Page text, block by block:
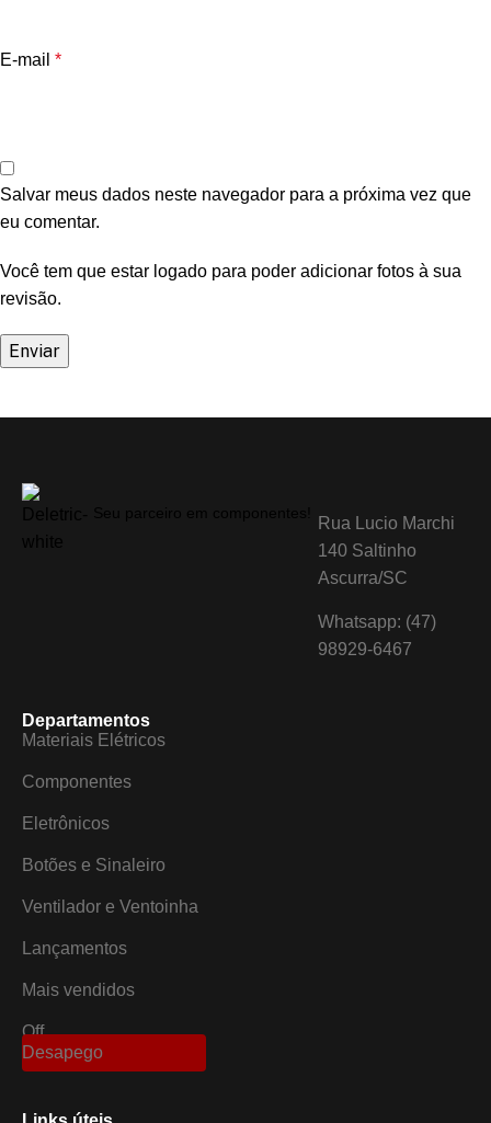
E-mail *
Salvar meus dados neste navegador para a próxima vez que
eu comentar.
Você tem que estar logado para poder adicionar fotos à sua
revisão.
Rua Lucio Marchi
140 Saltinho
Ascurra/SC
Whatsapp: (47)
98929-6467
Departamentos
Materiais Elétricos
Componentes
Eletrônicos
Botões e Sinaleiro
Ventilador e Ventoinha
Lançamentos
Mais vendidos
Off
Desapego